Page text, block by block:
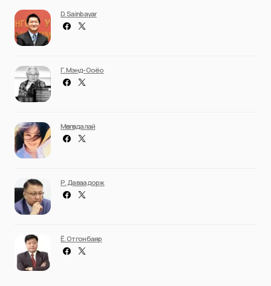
D. Sainbayar
Г. Мэнд-Ооёо
Мөнгөндалай
Р. Даваадорж
Ё. Отгонбаяр